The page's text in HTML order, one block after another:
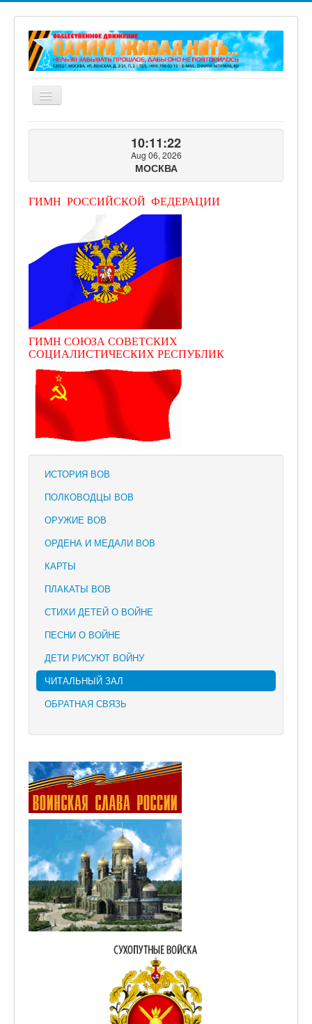
Включить/
выключить
ГЛАВНАЯ
ВИДЕОГАЛЕРЕЯ
КОНТАКТЫ
10:11:23
Aug 06, 2026
МОСКВА
ГИМН РОССИЙСКОЙ ФЕДЕРАЦИИ
ГИМН СОЮЗА СОВЕТСКИХ
СОЦИАЛИСТИЧЕСКИХ РЕСПУБЛИК
ИСТОРИЯ ВОВ
ПОЛКОВОДЦЫ ВОВ
ОРУЖИЕ ВОВ
ОРДЕНА И МЕДАЛИ ВОВ
КАРТЫ
ПЛАКАТЫ ВОВ
СТИХИ ДЕТЕЙ О ВОЙНЕ
ПЕСНИ О ВОЙНЕ
ДЕТИ РИСУЮТ ВОЙНУ
ЧИТАЛЬНЫЙ ЗАЛ
ОБРАТНАЯ СВЯЗЬ